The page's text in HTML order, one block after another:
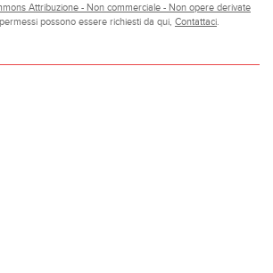
Attribuzione - Non commerciale - Non opere derivate
possono essere richiesti da qui, Contattaci.